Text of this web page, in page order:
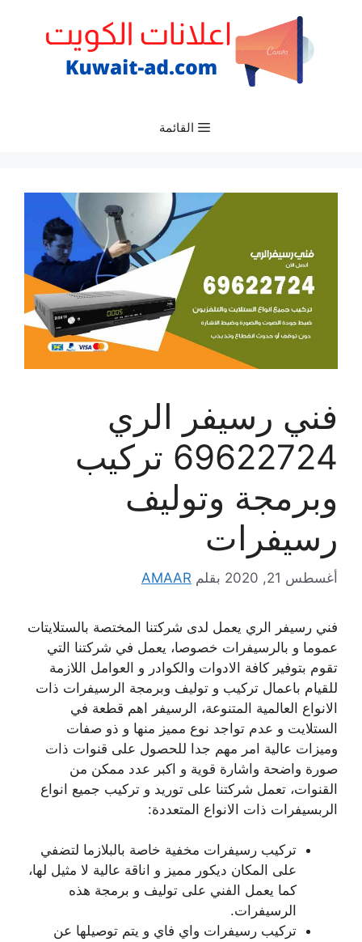
القائمة
فني رسيفر الري
69622724 تركيب
وبرمجة وتوليف
رسيفرات
أغسطس 21, 2020 بقلم AMAAR
فني رسيفر الري يعمل لدى شركتنا المختصة بالستلايتات
عموما و بالرسيفرات خصوصا، يعمل في شركتنا التي
تقوم بتوفير كافة الادوات والكوادر و العوامل اللازمة
للقيام باعمال تركيب و توليف وبرمجة الرسيفرات ذات
الانواع العالمية المتنوعة، الرسيفر اهم قطعة في
الستلايت و عدم تواجد نوع مميز منها و ذو صفات
وميزات عالية امر مهم جدا للحصول على قنوات ذات
صورة واضحة واشارة قوية و اكبر عدد ممكن من
القنوات، تعمل شركتنا على توريد و تركيب جميع انواع
الربسيفرات ذات الانواع المتعددة:
تركيب رسيفرات مخفية خاصة بالبلازما لتضفي
على المكان ديكور مميز و اناقة عالية لا مثيل لها،
كما يعمل الفني على توليف و برمجة هذه
الرسيفرات.
تركيب رسيفرات واي فاي و يتم توصيلها عن